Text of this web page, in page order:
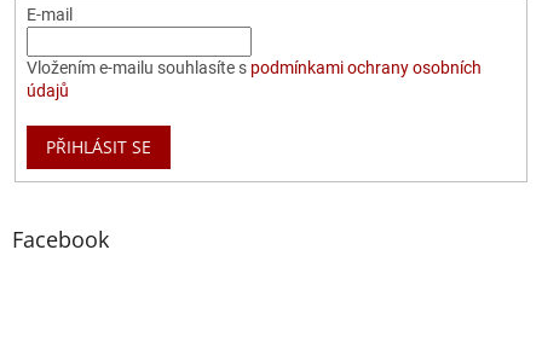
E-mail
Vložením e-mailu souhlasíte s podmínkami ochrany osobních
údajů
PŘIHLÁSIT SE
Facebook